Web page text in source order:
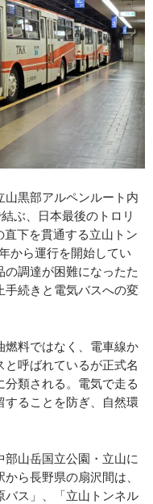
黒部アルペンルート内
ぶ、日本最後のトロリ
下を貫通する立山トン
から運行を開始してい
調達が困難になったた
手続きと電気バスへの変
料ではなく、電車線か
呼ばれているが正式名
類される。電気で走る
することを防ぎ、自然環
山岳国立公園・立山に
ら長野県の扇沢間は、
バス」、「立山トンネル